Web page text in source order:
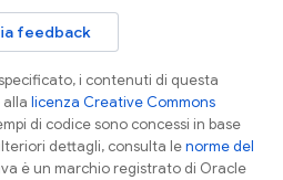
feedback
i contenuti di questa
alla licenza Creative Commons
di codice sono concessi in base
dettagli, consulta lenorme del
è un marchio registrato di Oracle